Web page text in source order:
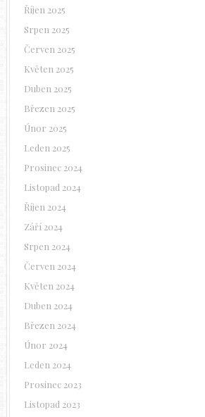
Říjen 2025
Srpen 2025
Červen 2025
Květen 2025
Duben 2025
Březen 2025
Únor 2025
Leden 2025
Prosinec 2024
Listopad 2024
Říjen 2024
Září 2024
Srpen 2024
Červen 2024
Květen 2024
Duben 2024
Březen 2024
Únor 2024
Leden 2024
Prosinec 2023
Listopad 2023